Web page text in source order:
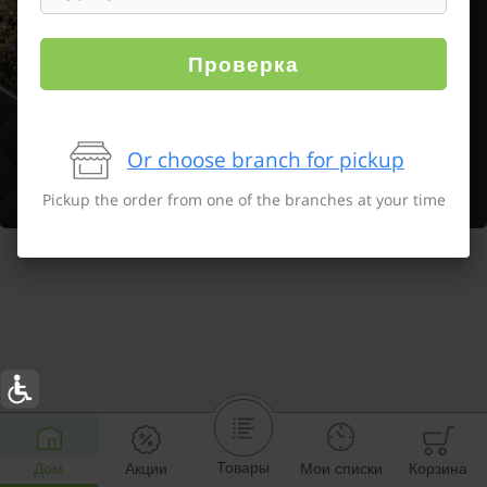
Дом Акции Товары Мои списки Корзина
Проверка
Or choose branch for pickup
Pickup the order from one of the branches at your time